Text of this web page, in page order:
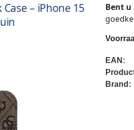
– iPhone 15
Bent
EAN:
Brand: